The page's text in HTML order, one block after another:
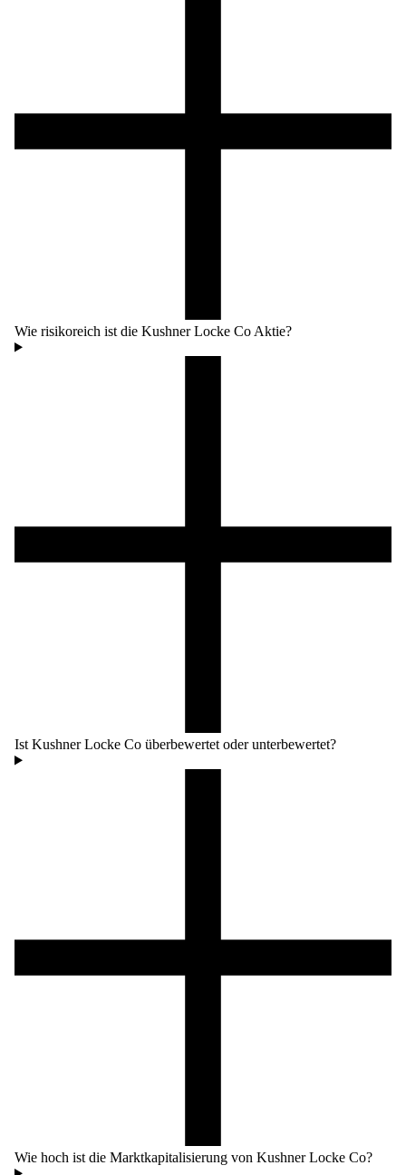
Wie risikoreich ist die Kushner Locke Co Aktie?
Ist Kushner Locke Co überbewertet oder unterbewertet?
Wie hoch ist die Marktkapitalisierung von Kushner Locke Co?